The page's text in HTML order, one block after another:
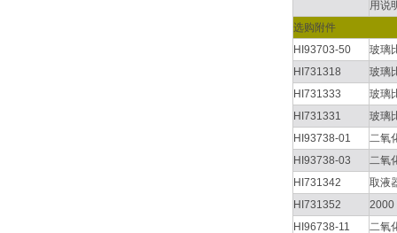
用说
选购附件
HI93703-50
玻璃
HI731318
玻璃
HI731333
玻璃
HI731331
玻璃
HI93738-01
二氧
HI93738-03
二氧
HI731342
取液
HI731352
2000
HI96738-11
二氧